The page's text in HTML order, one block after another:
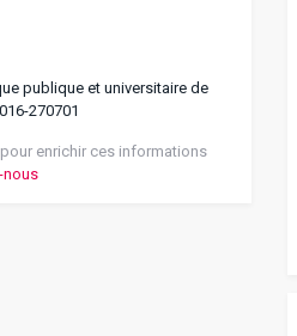
publique et universitaire de
270701
enrichir ces informations
nous